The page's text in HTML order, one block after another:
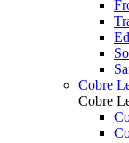
Cobre
Cobre